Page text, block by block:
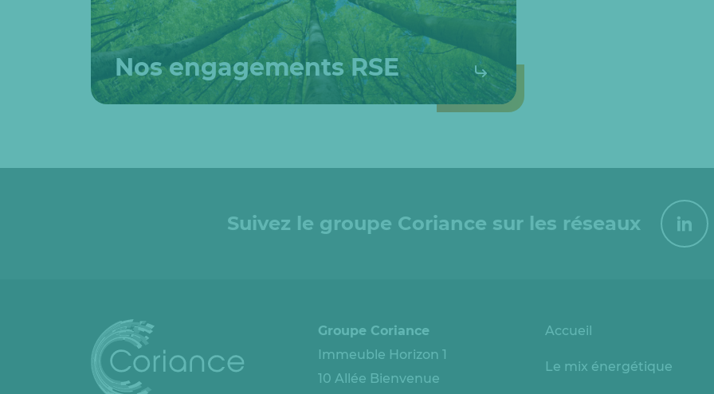
Nos engagements RSE
Suivez le groupe Coriance sur les réseaux
Groupe Coriance
Immeuble Horizon 1
10 Allée Bienvenue
Accueil
Le mix énergétique